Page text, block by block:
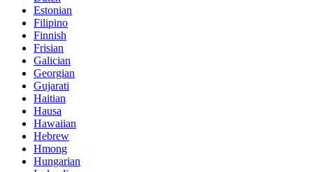
Estonian
Filipino
Finnish
Frisian
Galician
Georgian
Gujarati
Haitian
Hausa
Hawaiian
Hebrew
Hmong
Hungarian